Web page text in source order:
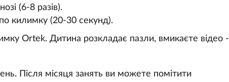
(6-8 разів).
килимку (20-30 секунд).
Ortek. Дитина розкладає пазли, вмикаєте відео -
Після місяця занять ви можете помітити